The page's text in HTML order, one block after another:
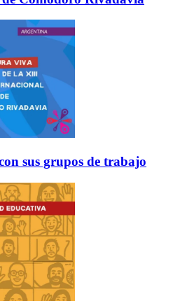
sus grupos de trabajo